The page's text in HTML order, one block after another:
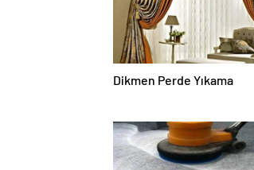
Dikmen Perde Yıkama